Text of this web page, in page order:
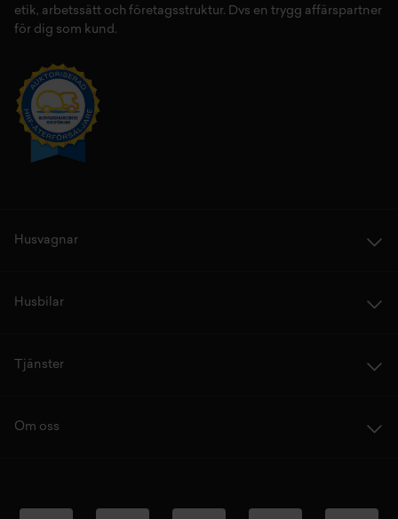
etik, arbetssätt och företagsstruktur. Dvs en trygg affärspartner
för dig som kund.
Husvagnar
Husbilar
Tjänster
Om oss